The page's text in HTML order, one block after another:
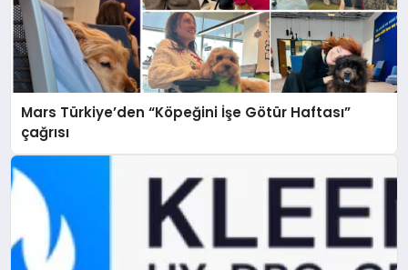
Mars Türkiye’den “Köpeğini İşe Götür Haftası”
çağrısı